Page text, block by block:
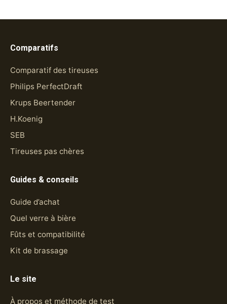
Comparatifs
Comparatif des tireuses
Philips PerfectDraft
Krups Beertender
H.Koenig
SEB
Tireuses pas chères
Guides & conseils
Guide d’achat
Quel verre à bière
Fûts et compatibilité
Kit de brassage
Le site
À propos et méthode de test